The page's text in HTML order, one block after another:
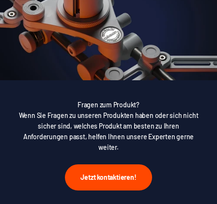
Fragen zum Produkt?
Wenn Sie Fragen zu unseren Produkten haben oder sich nicht
sicher sind, welches Produkt am besten zu Ihren
Anforderungen passt, helfen Ihnen unsere Experten gerne
weiter.
Jetzt kontaktieren!